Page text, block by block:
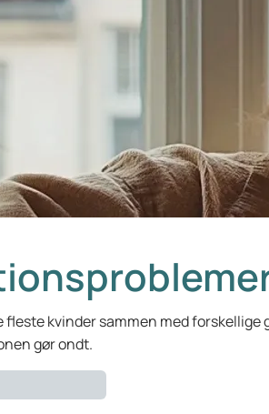
kvinder sammen med
gør ondt.